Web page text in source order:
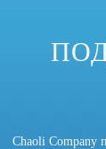
Chaoli Company